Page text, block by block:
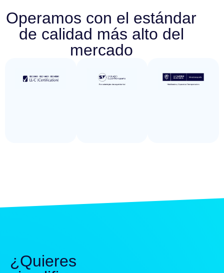
Operamos con el estándar
de calidad más alto del
mercado
¿Quieres